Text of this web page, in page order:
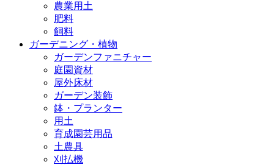
農業用土
肥料
飼料
ガーデニング・植物
ガーデンファニチャー
庭園資材
屋外床材
ガーデン装飾
鉢・プランター
用土
育成園芸用品
土農具
刈払機